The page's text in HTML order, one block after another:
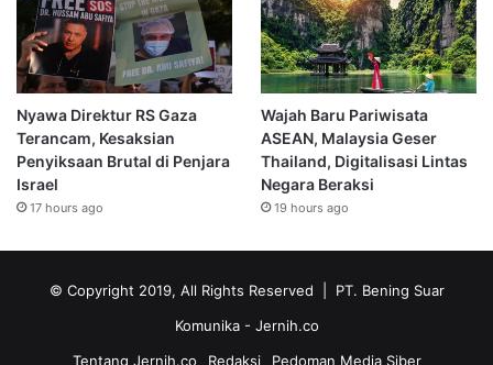
Nyawa Direktur RS Gaza
Terancam, Kesaksian
Penyiksaan Brutal di Penjara
Israel
17 hours ago
Wajah Baru Pariwisata
ASEAN, Malaysia Geser
Thailand, Digitalisasi Lintas
Negara Beraksi
19 hours ago
© Copyright 2019, All Rights Reserved | PT. Bening Suar
Komunika - Jernih.co
Tentang Jernih.co
Redaksi Pedoman Media Siber